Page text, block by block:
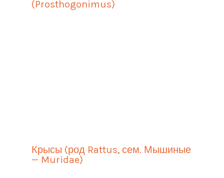
(Prosthogonimus)
Крысы (род Rattus, сем. Мышиные
— Muridae)